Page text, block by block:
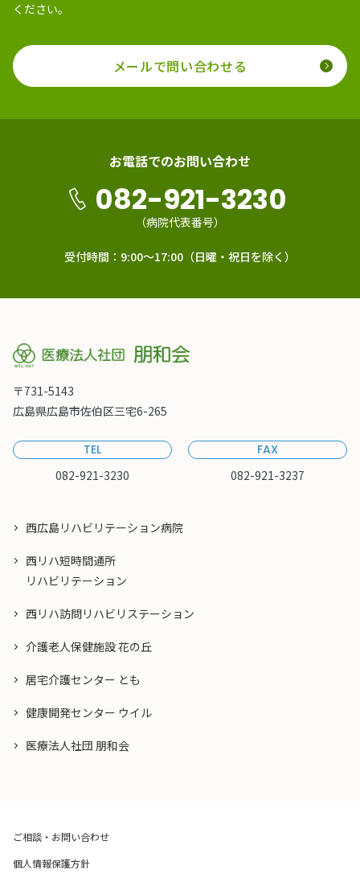
ください。
メールで問い合わせる
お電話でのお問い合わせ
082-921-3230
（病院代表番号）
受付時間：9:00～17:00（日曜・祝日を除く）
〒731-5143
広島県広島市佐伯区三宅6-265
TEL
082-921-3230
FAX
082-921-3237
西広島リハビリテーション病院
西リハ短時間通所
リハビリテーション
西リハ訪問リハビリステーション
介護老人保健施設 花の丘
居宅介護センター とも
健康開発センター ウイル
医療法人社団 朋和会
ご相談・お問い合わせ
個人情報保護方針